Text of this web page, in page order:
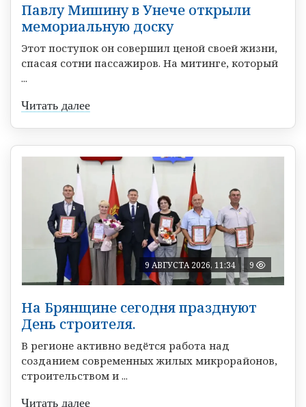
Павлу Мишину в Унече открыли
мемориальную доску
Этот поступок он совершил ценой своей жизни,
спасая сотни пассажиров. На митинге, который
...
Читать далее
9 АВГУСТА 2026, 11:34 9
На Брянщине сегодня празднуют
День строителя.
В регионе активно ведётся работа над
созданием современных жилых микрорайонов,
строительством и ...
Читать далее